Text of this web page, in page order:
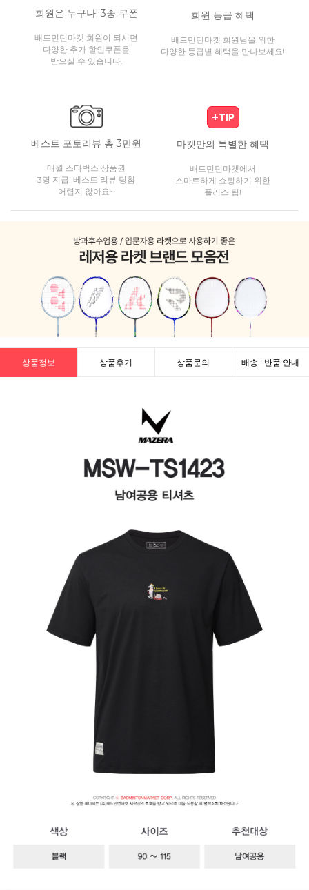
회원은 누구나! 3종 쿠폰
배드민턴마켓 회원이 되시면
다양한 추가 할인쿠폰을
받으실 수 있습니다.
회원 등급 혜택
배드민턴마켓 회원님을 위한
다양한 등급별 혜택을 만나보세요!
베스트 포토리뷰 총 3만원
매월 스타벅스 상품권
3명 지급! 베스트 리뷰 당첨
어렵지 않아요~
마켓만의 특별한 혜택
배드민턴마켓에서
스마트하게 쇼핑하기 위한
플러스 팁!
상품정보 상품후기 상품문의 배송 · 반품 안내